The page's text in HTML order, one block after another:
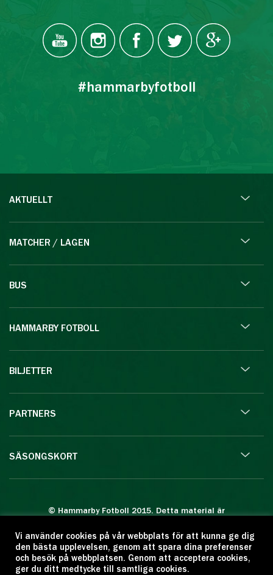
#hammarbyfotboll
AKTUELLT
MATCHER / LAGEN
BUS
HAMMARBY FOTBOLL
BILJETTER
PARTNERS
SÄSONGSKORT
© Hammarby Fotboll 2015. Detta material är
Eftertryck eller annan kopiering är förbjuden.
Citera oss gärna men ange källan:
www.hammarbyfotboll.se. Ansvarig utgivare:
Vi använder cookies på vår webbplats för att kunna ge dig
den bästa upplevelsen, genom att spara dina preferenser
och besök på webbplatsen. Genom att acceptera cookies,
ger du ditt medtycke till samtliga cookies.